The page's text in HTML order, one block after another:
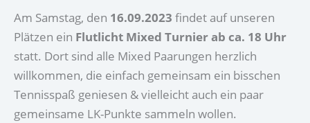
Am Samstag, den 16.09.2023 findet auf unseren
Plätzen ein Flutlicht Mixed Turnier ab ca. 18 Uhr
statt. Dort sind alle Mixed Paarungen herzlich
willkommen, die einfach gemeinsam ein bisschen
Tennisspaß geniesen & vielleicht auch ein paar
gemeinsame LK-Punkte sammeln wollen.